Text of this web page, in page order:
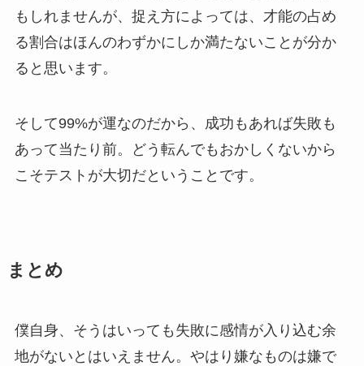
もしれませんが、捉え方によっては、才能の占め
る割合はほんのわずかにしか満たないことが分か
ると思います。
そして99%が運なのだから、成功もあれば失敗も
あって当たり前。どう転んでもおかしくないから
こそテストが大切だということです。
まとめ
僕自身、そうはいっても失敗に感情が入り込む余
地がないとはいえません。やはり嫌なものは嫌で